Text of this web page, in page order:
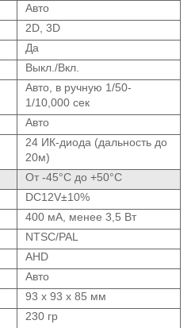
Авто
2D, 3D
Да
Выкл./Вкл.
Авто, в ручную 1/50-
1/10,000 сек
Авто
24 ИК-диода (дальность до
20м)
От -45°С до +50°С
DC12V±10%
400 мА, менее 3,5 Вт
NTSC/PAL
AHD
Авто
93 х 93 x 85 мм
230 гр